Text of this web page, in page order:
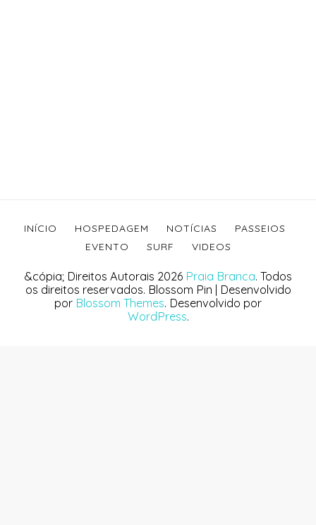
&cópia; Direitos Autorais 2026 Praia Branca. Todos
os direitos reservados. Blossom Pin | Desenvolvido
por Blossom Themes. Desenvolvido por
WordPress.
INÍCIO HOSPEDAGEM NOTÍCIAS
PASSEIOS
EVENTO
SURF VIDEOS